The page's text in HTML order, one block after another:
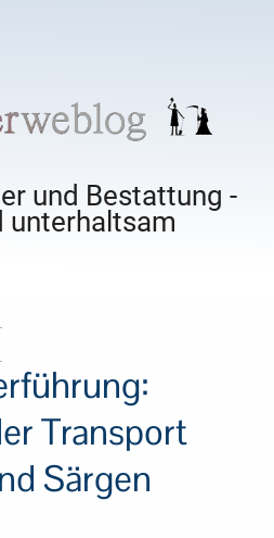
und Bestattung -
unterhaltsam
Transport
Särgen